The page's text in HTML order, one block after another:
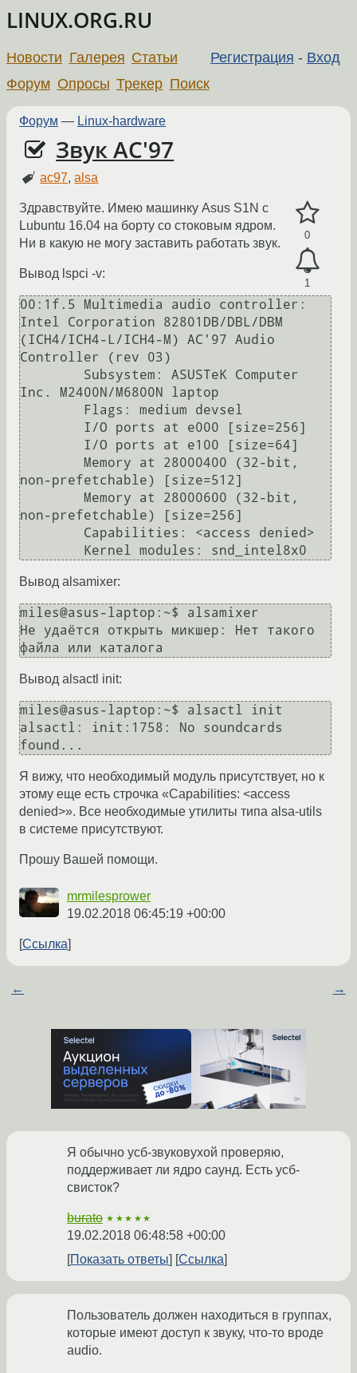
LINUX.ORG.RU
Регистрация - Вход
Новости Галерея Статьи
Форум Опросы Трекер Поиск
Форум — Linux-hardware
Звук AC'97
ac97,alsa
0
1
Здравствуйте. Имею машинку Asus S1N с
Lubuntu 16.04 на борту со стоковым ядром.
Ни в какую не могу заставить работать звук.
Вывод lspci -v:
00:1f.5 Multimedia audio controller:
Intel Corporation 82801DB/DBL/DBM
(ICH4/ICH4-L/ICH4-M) AC'97 Audio
Controller (rev 03)
Inc. M2400N/M6800N laptop
non-prefetchable) [size=512]
non-prefetchable) [size=256]
Вывод alsamixer:
miles@asus-laptop:~$ alsamixer
Не удаётся открыть микшер: Нет такого
Вывод alsactl init:
miles@asus-laptop:~$ alsactl init
alsactl: init:1758: No soundcards
Я вижу, что необходимый модуль присутствует, но к
этому еще есть строчка «Capabilities: <access
denied>». Все необходимые утилиты типа alsa-utils
в системе присутствуют.
Прошу Вашей помощи.
mrmilesprower
19.02.2018 06:45:19 +00:00
Ссылка
← →
Я обычно усб-звуковухой проверяю,
поддерживает ли ядро саунд. Есть усб-
свисток?
burato ★★★★★
19.02.2018 06:48:58 +00:00
Показать ответы
Ссылка
Пользователь должен находиться в группах,
которые имеют доступ к звуку, что-то вроде
audio.